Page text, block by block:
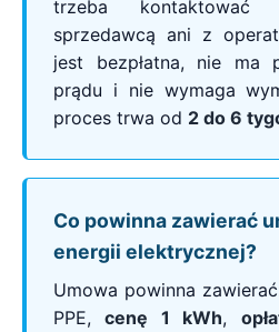
trzeba
sprzedawcą ani z
jest bezpłatna, nie ma
prądu i nie wymaga
proces trwa od 2 do 6
Co powinna zawierać
energii elektrycznej?
Umowa powinna
PPE,cenę 1 kWh,